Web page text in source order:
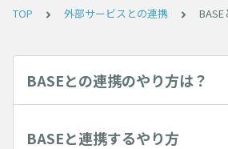
TOP 外部サービスとの連携
BASEとの連携のやり方は？
BASEと連携するやり方